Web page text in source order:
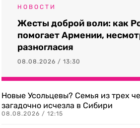
НОВОСТИ
Жесты доброй воли: как
помогает Армении,
разногласия
08.08.2026 / 13:30
Новые Усольцевы? Семья из трех
загадочно исчезла в Сибири
08.08.2026 / 12:15